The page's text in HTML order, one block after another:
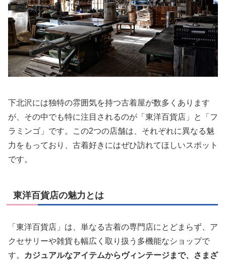
下北沢には独特の雰囲気を持つ古着屋が数多くあります
が、その中でも特に注目されるのが「東洋百貨店」と「フ
ラミンゴ」です。この2つの店舗は、それぞれに異なる魅
力をもっており、古着好きにはぜひ訪れてほしいスポット
です。
東洋百貨店の魅力とは
「東洋百貨店」は、単なる古着の専門店にとどまらず、ア
クセサリーや雑貨も幅広く取り扱う多機能なショップで
す。
カジュアルなアイテムからヴィンテージまで、さまざ